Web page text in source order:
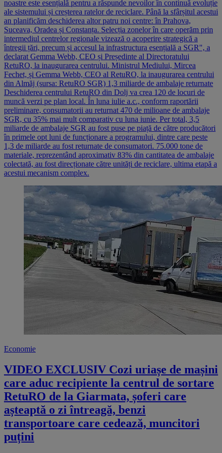
noastre este esențială pentru a răspunde nevoilor în continuă evoluție
ale sistemului și creșterea ratelor de reciclare. Până la sfârșitul acestui
an planificăm deschiderea altor patru noi centre: în Prahova,
Suceava, Oradea și Constanța. Selecția zonelor în care operăm prin
intermediul centrelor regionale vizează o acoperire strategică a
întregii țări, precum și accesul la infrastructura esențială a SGR", a
declarat Gemma Webb, CEO și Președinte al Directoratului
RetuRO, la inaugurarea centrului. Ministrul Mediului, Mircea
Fechet, și Gemma Webb, CEO al RetuRO, la inaugurarea centrului
din Almăj (sursa: RetuRO SGR) 1,3 miliarde de ambalaje returnate
Deschiderea centrului RetuRO din Dolj va crea 120 de locuri de
muncă verzi pe plan local. În luna iulie a.c., conform raportării
preliminare, consumatorii au returnat 470 de milioane de ambalaje
SGR, cu 35% mai mult comparativ cu luna iunie. Per total, 3,5
miliarde de ambalaje SGR au fost puse pe piață de către producători
în primele opt luni de funcționare a programului, dintre care peste
1,3 de miliarde au fost returnate de consumatori. 75.000 tone de
materiale, reprezentând aproximativ 83% din cantitatea de ambalaje
colectată, au fost direcționate către unități de reciclare, ultima etapă a
acestui mecanism complex.
Economie
VIDEO EXCLUSIV Cozi uriașe de mașini
care aduc recipiente la centrul de sortare
RetuRO de la Giarmata, șoferi care
așteaptă o zi întreagă, benzi
transportoare care cedează, muncitori
puțini